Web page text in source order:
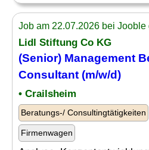
Job am 22.07.2026 bei Jooble
Lidl Stiftung Co KG
(Senior) Management
Consultant (m/w/d)
• Crailsheim
Beratungs-/ Consultingtätigkeiten
Firmenwagen